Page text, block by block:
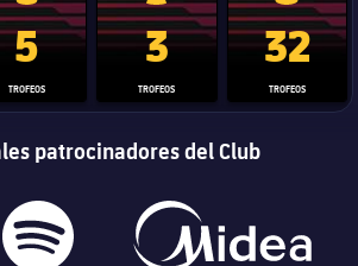
Trofeo de la Liga de Campeones
5
TROFEOS
Trofeo del Mundial de
3
TROFEOS
Copa del
32
TROFEOS
patrocinadores del Club